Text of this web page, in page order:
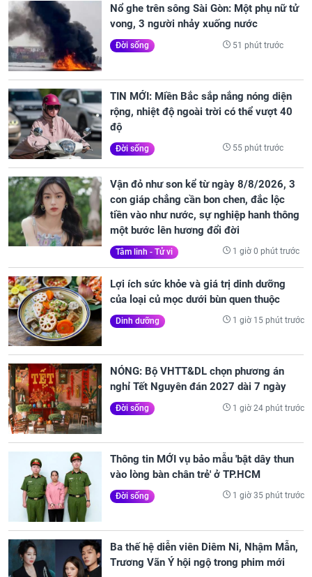
Nổ ghe trên sông Sài Gòn: Một phụ nữ tử
vong, 3 người nhảy xuống nước
Đời sống 51 phút trước
TIN MỚI: Miền Bắc sắp nắng nóng diện
rộng, nhiệt độ ngoài trời có thể vượt 40
độ
Đời sống 55 phút trước
Vận đỏ như son kể từ ngày 8/8/2026, 3
con giáp chẳng cần bon chen, đắc lộc
tiền vào như nước, sự nghiệp hanh thông
một bước lên hương đổi đời
Tâm linh - Tử vi 1 giờ 0 phút trước
Lợi ích sức khỏe và giá trị dinh dưỡng
của loại củ mọc dưới bùn quen thuộc
Dinh dưỡng 1 giờ 15 phút trước
NÓNG: Bộ VHTT&DL chọn phương án
nghỉ Tết Nguyên đán 2027 dài 7 ngày
Đời sống 1 giờ 24 phút trước
Thông tin MỚI vụ bảo mẫu 'bật dây thun
vào lòng bàn chân trẻ' ở TP.HCM
Đời sống 1 giờ 35 phút trước
Ba thế hệ diễn viên Diêm Ni, Nhậm Mẫn,
Trương Vãn Ý hội ngộ trong phim mới